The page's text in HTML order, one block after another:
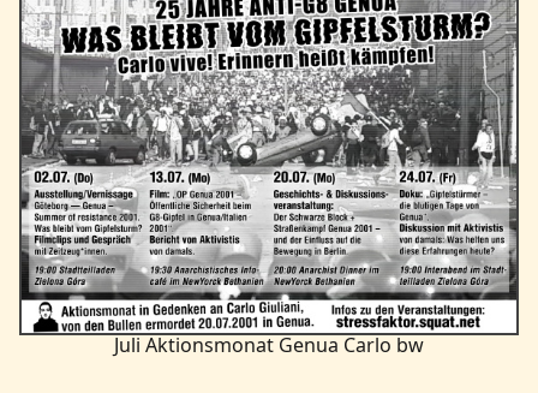
Juli Aktionsmonat Genua Carlo bw